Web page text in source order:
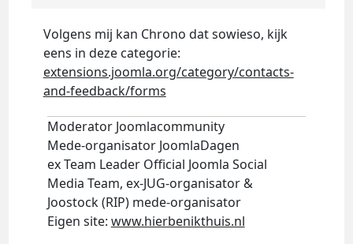
Volgens mij kan Chrono dat sowieso, kijk
eens in deze categorie:
extensions.joomla.org/category/contacts-
and-feedback/forms
Moderator Joomlacommunity
Mede-organisator JoomlaDagen
ex Team Leader Official Joomla Social
Media Team, ex-JUG-organisator &
Joostock (RIP) mede-organisator
Eigen site: www.hierbenikthuis.nl